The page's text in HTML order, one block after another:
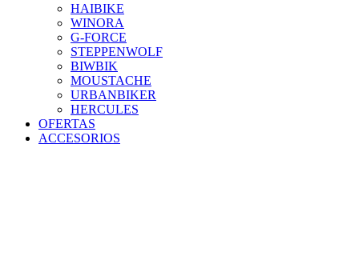
HAIBIKE
WINORA
G-FORCE
STEPPENWOLF
BIWBIK
MOUSTACHE
URBANBIKER
HERCULES
OFERTAS
ACCESORIOS